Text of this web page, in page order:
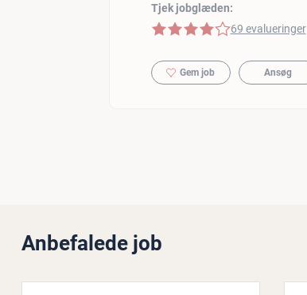
Tjek jobglæden:
4 af 5 stjerner
69 evalueringer
Gem job Ansøg
Anbefalede job